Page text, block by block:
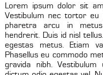
Lorem ipsum dolor sit
Vestibulum nec tortor eu
pharetra arcu in
hendrerit. Duis id nisl
egestas metus. Etiam
Phasellus eu commodo
gravida nibh.